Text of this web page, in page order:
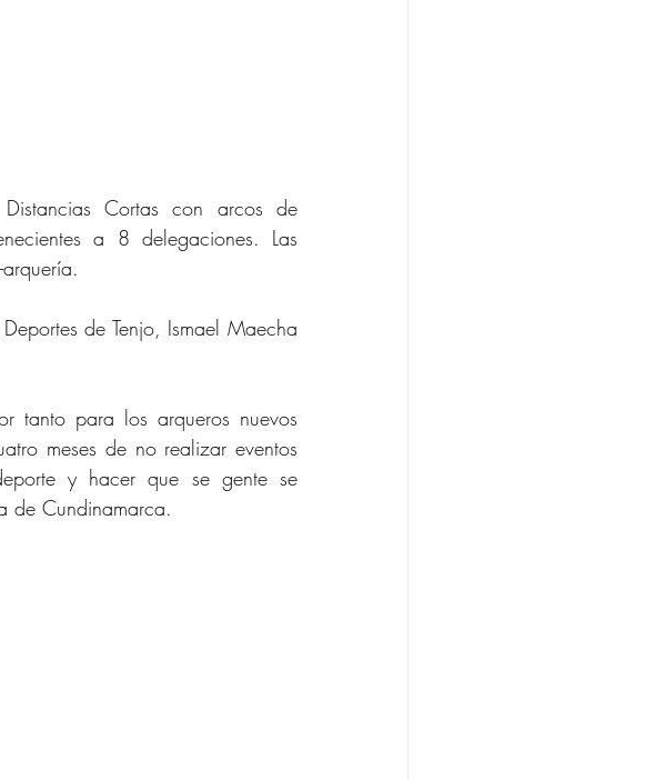
Cortas con arcos de
a 8 delegaciones. Las
de Tenjo, Ismael Maecha
tanto para los arqueros nuevos
meses de no realizar eventos
y hacer que se gente se
de Cundinamarca.